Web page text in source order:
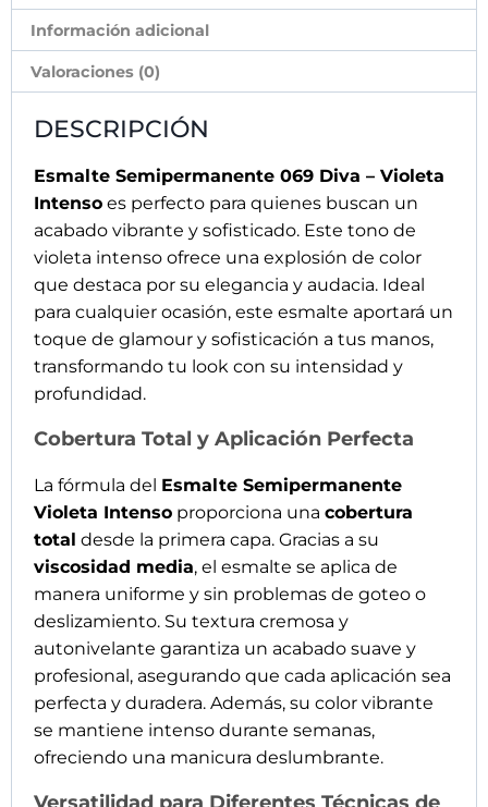
Información adicional
Valoraciones (0)
DESCRIPCIÓN
Esmalte Semipermanente 069 Diva – Violeta
Intenso es perfecto para quienes buscan un
acabado vibrante y sofisticado. Este tono de
violeta intenso ofrece una explosión de color
que destaca por su elegancia y audacia. Ideal
para cualquier ocasión, este esmalte aportará un
toque de glamour y sofisticación a tus manos,
transformando tu look con su intensidad y
profundidad.
Cobertura Total y Aplicación Perfecta
La fórmula del Esmalte Semipermanente
Violeta Intenso proporciona una cobertura
total desde la primera capa. Gracias a su
viscosidad media, el esmalte se aplica de
manera uniforme y sin problemas de goteo o
deslizamiento. Su textura cremosa y
autonivelante garantiza un acabado suave y
profesional, asegurando que cada aplicación sea
perfecta y duradera. Además, su color vibrante
se mantiene intenso durante semanas,
ofreciendo una manicura deslumbrante.